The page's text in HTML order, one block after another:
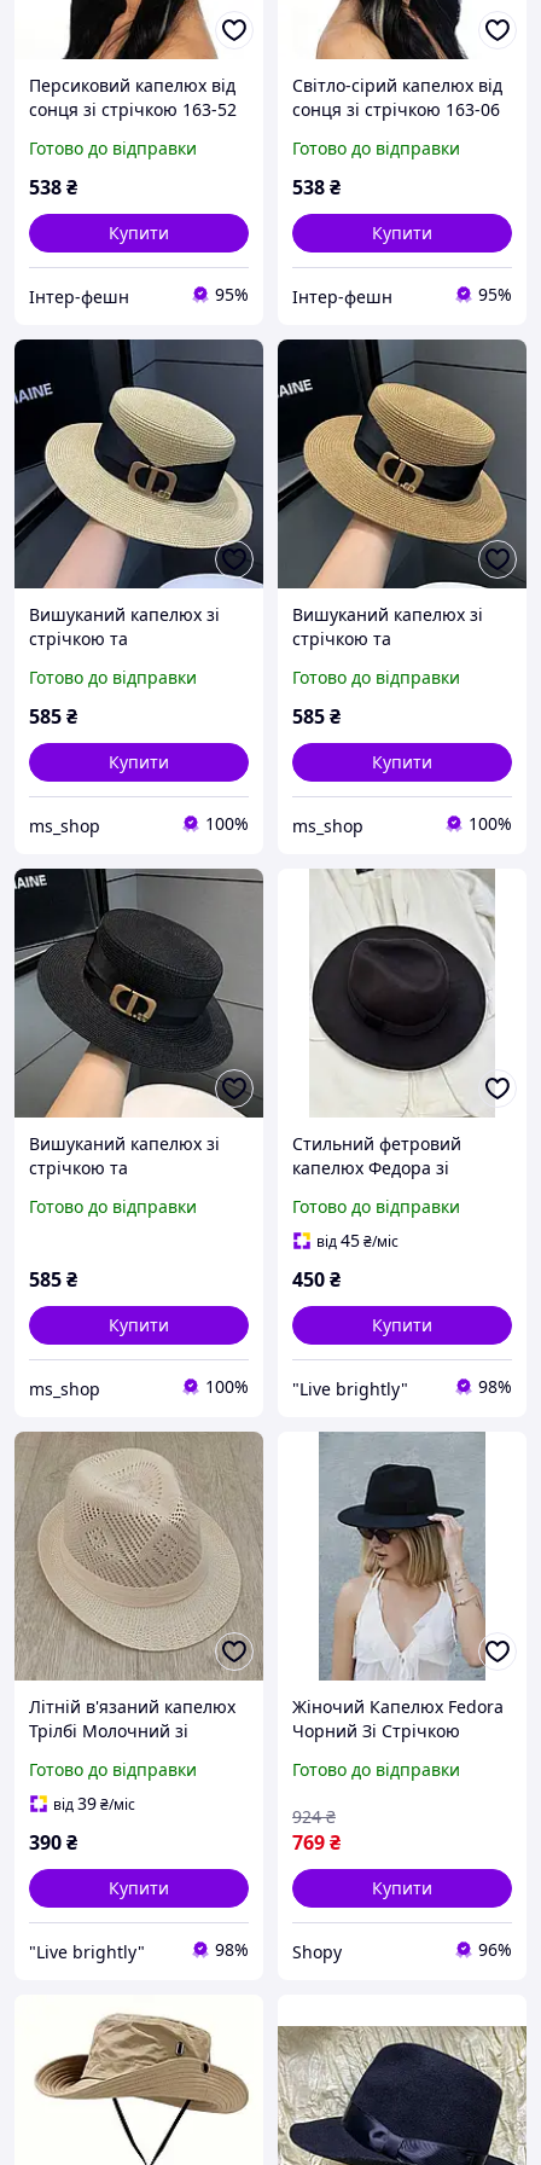
Персиковий капелюх від
сонця зі стрічкою 163-52
Готово до відправки
538₴
Купити
Інтер-фешн 95%
Світло-сірий капелюх від
сонця зі стрічкою 163-06
Готово до відправки
538₴
Купити
Інтер-фешн 95%
Вишуканий капелюх зі
стрічкою та
"CD". Бежевий
Готово до відправки
585₴
Купити
ms_shop 100%
Вишуканий капелюх зі
стрічкою та
"CD". Капучіно
Готово до відправки
585₴
Купити
ms_shop 100%
Вишуканий капелюх зі
стрічкою та
"CD". Чорний (на об'єм 56-
Готово до відправки
585₴
Купити
ms_shop 100%
Стильний фетровий
капелюх Федора зі
(834)
Готово до відправки
від45₴/міс
450₴
Купити
"Live brightly" 98%
Літній в'язаний капелюх
Трілбі Молочний зі
Готово до відправки
від39₴/міс
390₴
Купити
"Live brightly" 98%
Жіночий Капелюх Fedora
Чорний Зі Стрічкою
Готово до відправки
769₴
924 ₴
Купити
Shopy 96%